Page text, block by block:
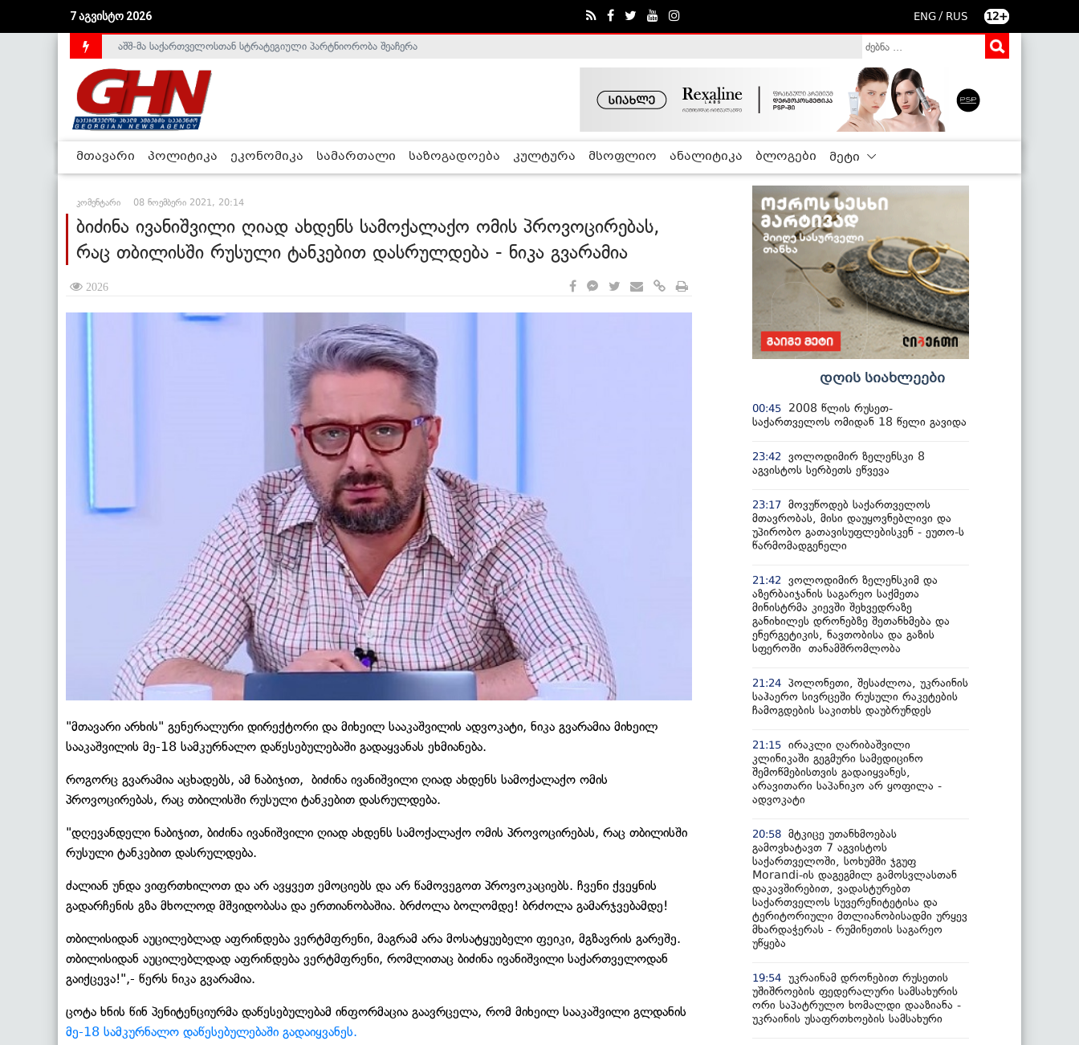
7 აგვისტო 2026 ENG / RUS 12+
საქართველოს დე-ფაქტო მთავრობა არალეგიტიმურია - ჰელსინკის კომისია
აშშ-მა საქართველოსთან სტრატეგიული პარტნიორობა შეაჩერა
მთავარი პოლიტიკა ეკონომიკა სამართალი საზოგადოება კულტურა მსოფლიო ანალიტიკა ბლოგები მეტი
კომენტარი 08 ნოემბერი 2021, 20:14
ბიძინა ივანიშვილი ღიად ახდენს სამოქალაქო ომის პროვოცირებას,
რაც თბილისში რუსული ტანკებით დასრულდება - ნიკა გვარამია
2026
"მთავარი არხის" გენერალური დირექტორი და მიხეილ სააკაშვილის ადვოკატი, ნიკა გვარამია მიხეილ
სააკაშვილის მე-18 სამკურნალო დაწესებულებაში გადაყვანას ეხმიანება.
როგორც გვარამია აცხადებს, ამ ნაბიჯით, ბიძინა ივანიშვილი ღიად ახდენს სამოქალაქო ომის
პროვოცირებას, რაც თბილისში რუსული ტანკებით დასრულდება.
"დღევანდელი ნაბიჯით, ბიძინა ივანიშვილი ღიად ახდენს სამოქალაქო ომის პროვოცირებას, რაც თბილისში
რუსული ტანკებით დასრულდება.
ძალიან უნდა ვიფრთხილოთ და არ ავყვეთ ემოციებს და არ წამოვეგოთ პროვოკაციებს. ჩვენი ქვეყნის
გადარჩენის გზა მხოლოდ მშვიდობასა და ერთიანობაშია. ბრძოლა ბოლომდე! ბრძოლა გამარჯვებამდე!
თბილისიდან აუცილებლად აფრინდება ვერტმფრენი, მაგრამ არა მოსატყუებელი ფეიკი, მგზავრის გარეშე.
თბილისიდან აუცილებლდად აფრინდება ვერტმფრენი, რომლითაც ბიძინა ივანიშვილი საქართველოდან
გაიქცევა!",- წერს ნიკა გვარამია.
ცოტა ხნის წინ პენიტენციურმა დაწესებულებამ ინფორმაცია გაავრცელა, რომ მიხეილ სააკაშვილი გლდანის
მე-18 სამკურნალო დაწესებულებაში გადაიყვანეს.
დღის სიახლეები
00:45
2008 წლის რუსეთ-
საქართველოს ომიდან 18 წელი გავიდა
23:42
ვოლოდიმირ ზელენსკი 8
აგვისტოს სერბეთს ეწვევა
23:17 მოვუწოდებ საქართველოს
მთავრობას, მისი დაუყოვნებლივი და
უპირობო გათავისუფლებისკენ - ეუთო-ს
წარმომადგენელი
21:42
ვოლოდიმირ ზელენსკიმ და
აზერბაიჯანის საგარეო საქმეთა
მინისტრმა კიევში შეხვედრაზე
განიხილეს დრონებზე შეთანხმება და
ენერგეტიკის, ნავთობისა და გაზის
სფეროში თანამშრომლობა
21:24 პოლონეთი, შესაძლოა, უკრაინის
საჰაერო სივრცეში რუსული რაკეტების
ჩამოგდების საკითხს დაუბრუნდეს
21:15 ირაკლი ღარიბაშვილი
კლინიკაში გეგმური სამედიცინო
შემოწმებისთვის გადაიყვანეს,
არავითარი საპანიკო არ ყოფილა -
ადვოკატი
20:58 მტკიცე უთანხმოებას
გამოვხატავთ 7 აგვისტოს
საქართველოში, სოხუმში ჯგუფ
Morandi-ის დაგეგმილ გამოსვლასთან
დაკავშირებით, ვადასტურებთ
საქართველოს სუვერენიტეტისა და
ტერიტორიული მთლიანობისადმი ურყევ
მხარდაჭერას - რუმინეთის საგარეო
უწყება
19:54 უკრაინამ დრონებით რუსეთის
უშიშროების ფედერალური სამსახურის
ორი საპატრულო ხომალდი დააზიანა -
უკრაინის უსაფრთხოების სამსახური